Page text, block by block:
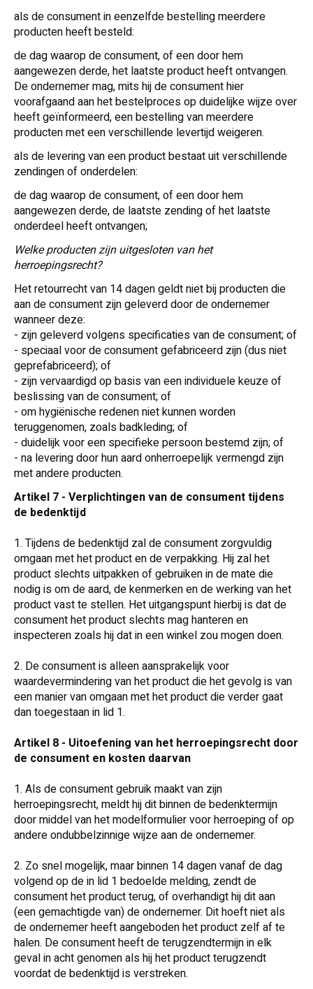
als de consument in eenzelfde bestelling meerdere
producten heeft besteld:
de dag waarop de consument, of een door hem
aangewezen derde, het laatste product heeft ontvangen.
De ondernemer mag, mits hij de consument hier
voorafgaand aan het bestelproces op duidelijke wijze over
heeft geïnformeerd, een bestelling van meerdere
producten met een verschillende levertijd weigeren.
als de levering van een product bestaat uit verschillende
zendingen of onderdelen:
de dag waarop de consument, of een door hem
aangewezen derde, de laatste zending of het laatste
onderdeel heeft ontvangen;
Welke producten zijn uitgesloten van het
herroepingsrecht?
Het retourrecht van 14 dagen geldt niet bij producten die
aan de consument zijn geleverd door de ondernemer
wanneer deze:
- zijn geleverd volgens specificaties van de consument; of
- speciaal voor de consument gefabriceerd zijn (dus niet
geprefabriceerd); of
- zijn vervaardigd op basis van een individuele keuze of
beslissing van de consument; of
- om hygiënische redenen niet kunnen worden
teruggenomen, zoals badkleding; of
- duidelijk voor een specifieke persoon bestemd zijn; of
- na levering door hun aard onherroepelijk vermengd zijn
met andere producten.
Artikel 7 - Verplichtingen van de consument tijdens
de bedenktijd
1. Tijdens de bedenktijd zal de consument zorgvuldig
omgaan met het product en de verpakking. Hij zal het
product slechts uitpakken of gebruiken in de mate die
nodig is om de aard, de kenmerken en de werking van het
product vast te stellen. Het uitgangspunt hierbij is dat de
consument het product slechts mag hanteren en
inspecteren zoals hij dat in een winkel zou mogen doen.
2. De consument is alleen aansprakelijk voor
waardevermindering van het product die het gevolg is van
een manier van omgaan met het product die verder gaat
dan toegestaan in lid 1.
Artikel 8 - Uitoefening van het herroepingsrecht door
de consument en kosten daarvan
1. Als de consument gebruik maakt van zijn
herroepingsrecht, meldt hij dit binnen de bedenktermijn
door middel van het modelformulier voor herroeping of op
andere ondubbelzinnige wijze aan de ondernemer.
2. Zo snel mogelijk, maar binnen 14 dagen vanaf de dag
volgend op de in lid 1 bedoelde melding, zendt de
consument het product terug, of overhandigt hij dit aan
(een gemachtigde van) de ondernemer. Dit hoeft niet als
de ondernemer heeft aangeboden het product zelf af te
halen. De consument heeft de terugzendtermijn in elk
geval in acht genomen als hij het product terugzendt
voordat de bedenktijd is verstreken.